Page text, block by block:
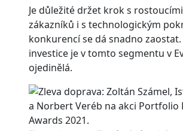
Je důležité držet krok s
zákazníků i s technologickým
konkurencí se dá snadno zaostat.
investice je v tomto segmentu v
ojedinělá.